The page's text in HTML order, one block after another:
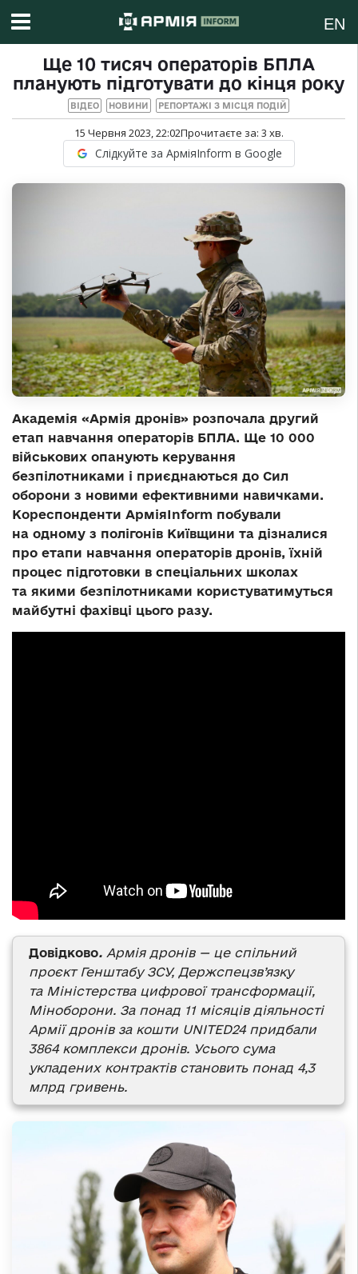
EN
Ще 10 тисяч операторів БПЛА
планують підготувати до кінця року
ВІДЕО НОВИНИ РЕПОРТАЖІ З МІСЦЯ ПОДІЙ
15 Червня 2023, 22:02Прочитаєте за: 3 хв.
Слідкуйте за АрміяInform в Google
Академія «Армія дронів» розпочала другий
етап навчання операторів БПЛА. Ще 10 000
військових опанують керування
безпілотниками і приєднаються до Сил
оборони з новими ефективними навичками.
Кореспонденти АрміяInform побували
на одному з полігонів Київщини та дізналися
про етапи навчання операторів дронів, їхній
процес підготовки в спеціальних школах
та якими безпілотниками користуватимуться
майбутні фахівці цього разу.
Довідково. Армія дронів — це спільний
проєкт Генштабу ЗСУ, Держспецзв’язку
та Міністерства цифрової трансформації,
Міноборони. За понад 11 місяців діяльності
Армії дронів за кошти UNITED24 придбали
3864 комплекси дронів. Усього сума
укладених контрактів становить понад 4,3
млрд гривень.